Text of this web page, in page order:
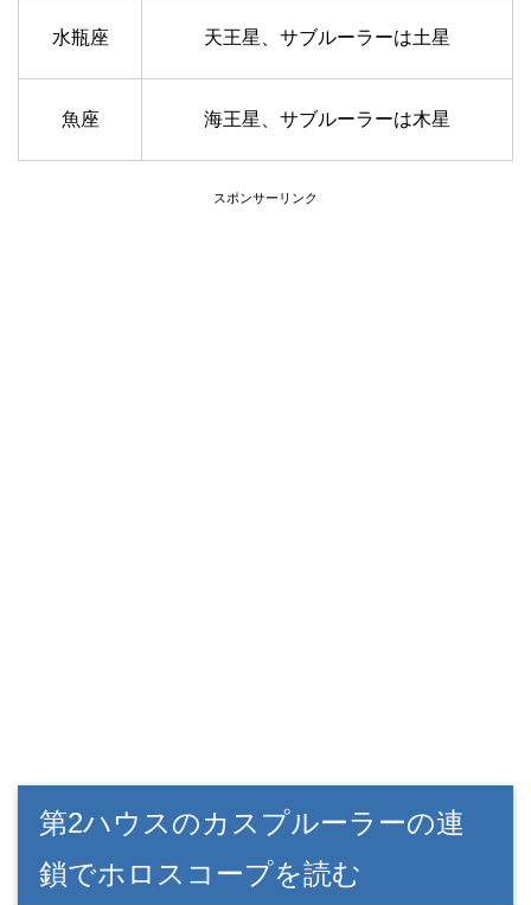
水瓶座 天王星、サブルーラーは土星
魚座 海王星、サブルーラーは木星
スポンサーリンク
第2ハウスのカスプルーラーの連
鎖でホロスコープを読む